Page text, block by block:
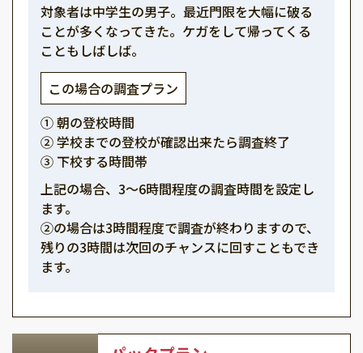
対象者は中学生の男子。最近門限を大幅に破る
ことが多くなってきた。ケガをして帰ってくる
こともしばしば。
この場合の調査プラン
① 朝の登校時間
② 学校までの登校が確認出来たら調査終了
③ 下校する時間帯
上記の場合、3～6時間程度の調査時間を設定し
ます。
②の場合は3時間程度で調査が終わりますので、
残りの3時間は次回のチャンスに回すこともでき
ます。